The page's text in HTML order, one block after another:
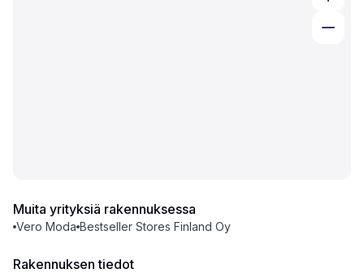
Muita yrityksiä rakennuksessa
Vero Moda Bestseller Stores Finland Oy
Rakennuksen tiedot